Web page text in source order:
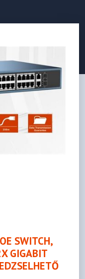
SWITCH,
GIGABIT